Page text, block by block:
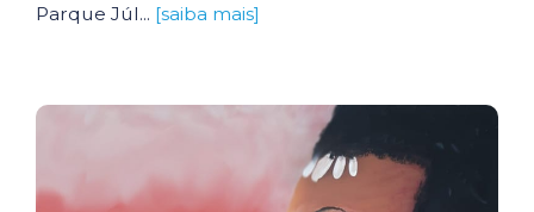
Parque Júl... [saiba mais]